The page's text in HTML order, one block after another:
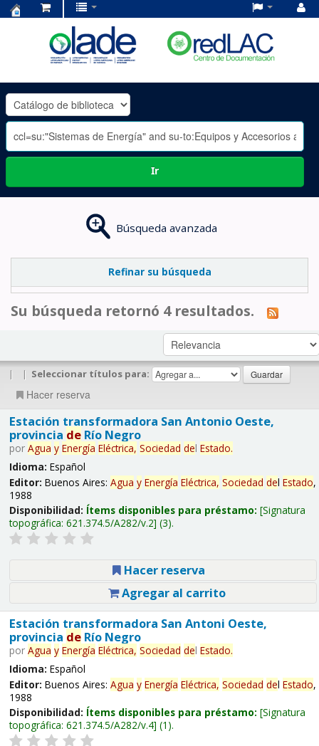
OLADE
-
Ir
Búsqueda avanzada
Refinar su búsqueda
Su búsqueda retornó 4 resultados.
| | Seleccionar títulos para:
Hacer reserva
Estación transformadora San Antonio Oeste,
provincia deRío Negro
por Agua y Energía Eléctrica, Sociedad del Estado.
Idioma: Español
Editor: Buenos Aires: Agua y Energía Eléctrica, Sociedad del Estado,
1988
Disponibilidad: Ítems disponibles para préstamo: Signatura
topográfica: 621.374.5/A282/v.2 (3).
Hacer reserva
Agregar al carrito
Estación transformadora San Antoni Oeste,
provincia deRío Negro
por Agua y Energía Eléctrica, Sociedad del Estado.
Idioma: Español
Editor: Buenos Aires: Agua y Energía Eléctrica, Sociedad del Estado,
1988
Disponibilidad: Ítems disponibles para préstamo: Signatura
topográfica: 621.374.5/A282/v.4 (1).